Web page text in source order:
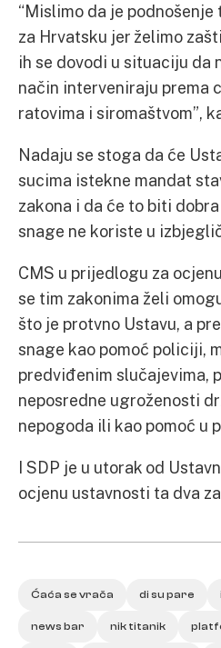
“Mislimo da je
za Hrvatsku jer želimo
ih se dovodi u situaciju da
način interveniraju prema
ratovima i siromaštvom”,
Nadaju se stoga da će
sucima istekne mandat
zakona i da će to biti
snage ne koriste u
CMS u prijedlogu za
se tim zakonima želi
što je protvno Ustavu, a
snage kao pomoć policiji,
predviđenim slučajevima,
neposredne ugroženosti
nepogoda ili kao pomoć u
I SDP je u utorak od
ocjenu ustavnosti ta dva
Ćaća se vrača di su pare
news bar nik titanik